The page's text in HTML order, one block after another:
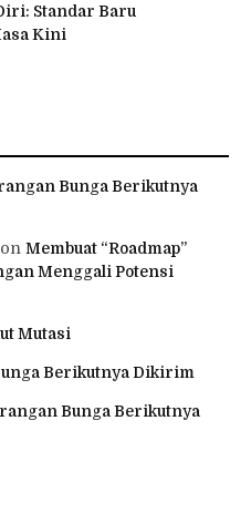
Standar Baru
Kini
Bunga Berikutnya
Membuat “Roadmap”
Menggali Potensi
Mutasi
Berikutnya Dikirim
Bunga Berikutnya